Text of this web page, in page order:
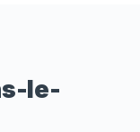
le-